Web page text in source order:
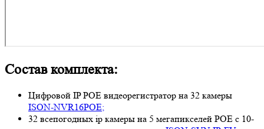
Состав комплекта:
Цифровой IP POE видеорегистратор на 32 камеры
ISON-NVR16POE;
32 всепогодных ip камеры на 5 мегапикселей POE с 10-